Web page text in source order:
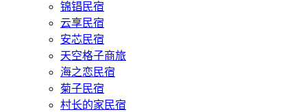
锦锠民宿
云享民宿
安芯民宿
天空格子商旅
海之恋民宿
菊子民宿
村长的家民宿